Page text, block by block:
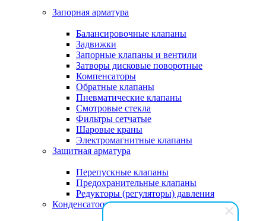
Запорная арматура
Балансировочные клапаны
Задвижки
Запорные клапаны и вентили
Затворы дисковые поворотные
Компенсаторы
Обратные клапаны
Пневматические клапаны
Смотровые стекла
Фильтры сетчатые
Шаровые краны
Электромагнитные клапаны
Защитная арматура
Перепускные клапаны
Предохранительные клапаны
Редукторы (регуляторы) давления
Конденсатоотводчики